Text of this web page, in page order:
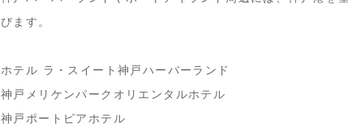
びます。
ホテル ラ・スイート神戸ハーバーランド
神戸メリケンパークオリエンタルホテル
神戸ポートピアホテル